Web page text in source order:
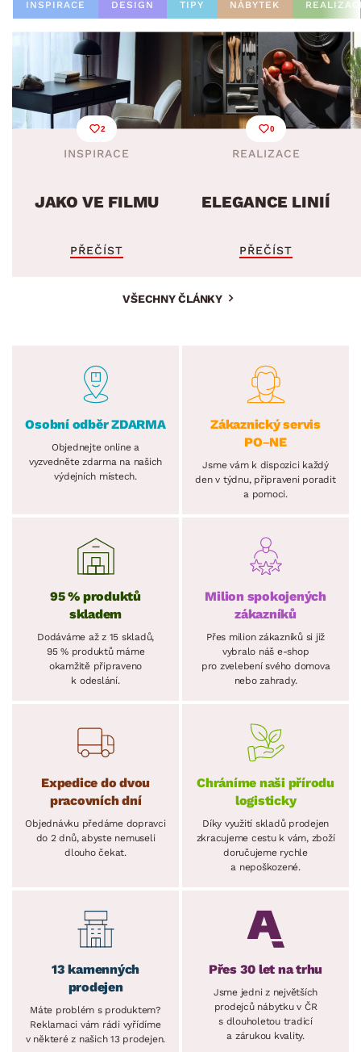
INSPIRACE DESIGN TIPY NÁBYTEK
2
INSPIRACE
JAKO VE FILMU
PŘEČÍST
0
REALIZACE
ELEGANCE LINIÍ
PŘEČÍST
VŠECHNY ČLÁNKY
Osobní odběr ZDARMA
Objednejte online a
vyzvedněte zdarma na našich
výdejních místech.
Zákaznický servis
PO–NE
Jsme vám k dispozici každý
den v týdnu, připraveni poradit
a pomoci.
95 % produktů
skladem
Dodáváme až z 15 skladů,
95 % produktů máme
okamžitě připraveno
k odeslání.
Milion spokojených
zákazníků
Přes milion zákazníků si již
vybralo náš e-shop
pro zvelebení svého domova
nebo zahrady.
Expedice do dvou
pracovních dní
Objednávku předáme dopravci
do 2 dnů, abyste nemuseli
dlouho čekat.
Chráníme naši přírodu
logisticky
Díky využití skladů prodejen
zkracujeme cestu k vám, zboží
doručujeme rychle
a nepoškozené.
13 kamenných
prodejen
Máte problém s produktem?
Reklamaci vám rádi vyřídíme
v některé z našich 13 prodejen.
Přes 30 let na trhu
Jsme jedni z největších
prodejců nábytku v ČR
s dlouholetou tradicí
a zárukou kvality.